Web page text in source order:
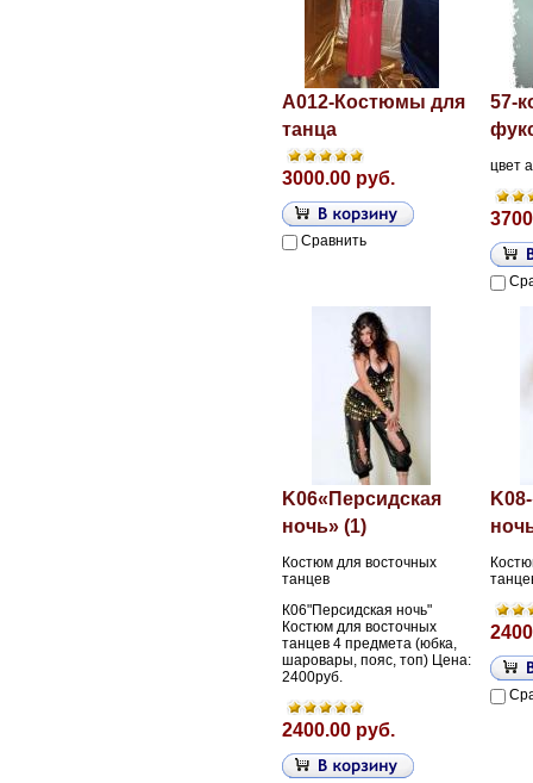
A012-Костюмы для
танца
3000.00 руб.
Сравнить
57-
цвет
K06«Персидская
ночь» (1)
Костюм для восточных
танцев
К06"Персидская ночь"
Костюм для восточных
танцев 4 предмета (юбка,
шаровары, пояс, топ) Цена:
2400руб.
2400.00 руб.